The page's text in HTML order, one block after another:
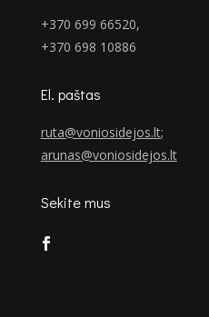
+370 699 66520,
+370 698 10886
El. paštas
ruta@voniosidejos.lt;
arunas@voniosidejos.lt
Sekite mus